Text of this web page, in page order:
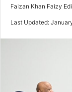
Faizan Khan Faizy
Last Updated: